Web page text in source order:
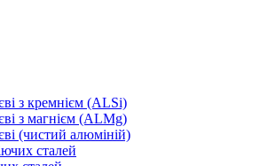
з кремнієм (ALSi)
з магнієм (ALMg)
(чистий алюміній)